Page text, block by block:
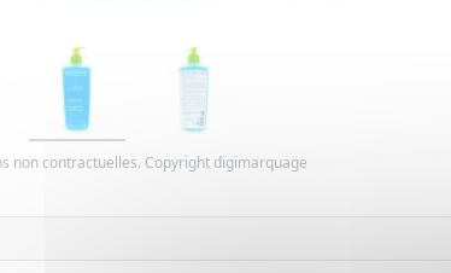
non contractuelles. Copyright digimarquage